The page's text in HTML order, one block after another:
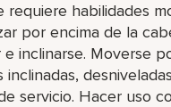
requiere habilidades
por encima de la
inclinarse. Moverse
servicio. Hacer uso